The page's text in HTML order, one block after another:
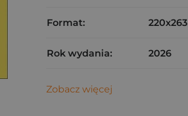
Format: 220x263
Rok wydania: 2026
Zobacz więcej